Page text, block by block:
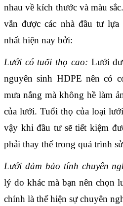
nhau về kích thước và màu
vẫn được các nhà đầu tư
nhất hiện nay bởi:
Lưới có tuổi thọ cao: Lưới
nguyên sinh HDPE nên có
mưa nắng mà không hề làm
của lưới. Tuổi thọ của loại
vậy khi đầu tư sẽ tiết kiệm
phải thay thế trong quá trình
Lưới đảm bảo tính chuyên
lý do khác mà bạn nên chọn
chính là thể hiện sự chuyên